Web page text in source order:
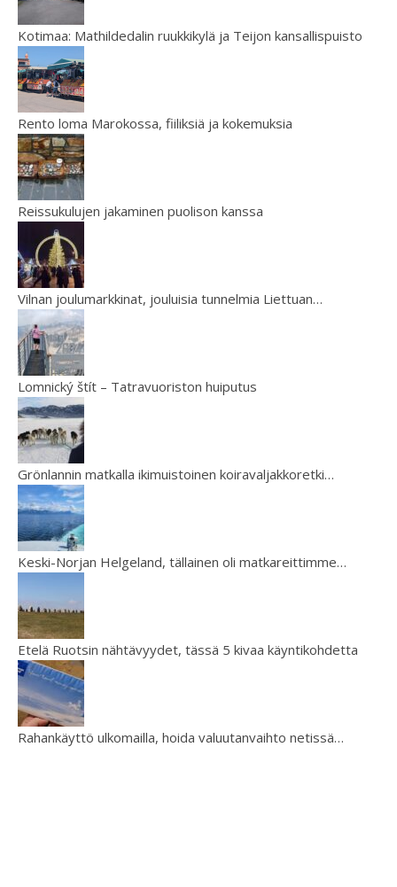
Kotimaa: Mathildedalin ruukkikylä ja Teijon kansallispuisto
Rento loma Marokossa, fiiliksiä ja kokemuksia
Reissukulujen jakaminen puolison kanssa
Vilnan joulumarkkinat, jouluisia tunnelmia Liettuan…
Lomnický štít – Tatravuoriston huiputus
Grönlannin matkalla ikimuistoinen koiravaljakkoretki…
Keski-Norjan Helgeland, tällainen oli matkareittimme…
Etelä Ruotsin nähtävyydet, tässä 5 kivaa käyntikohdetta
Rahankäyttö ulkomailla, hoida valuutanvaihto netissä…